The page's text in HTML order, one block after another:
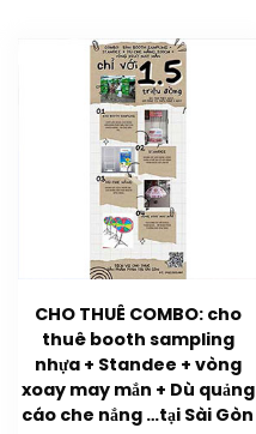
CHO THUÊ COMBO: cho
thuê booth sampling
nhựa + Standee + vòng
xoay may mắn + Dù quảng
cáo che nắng …tại Sài Gòn